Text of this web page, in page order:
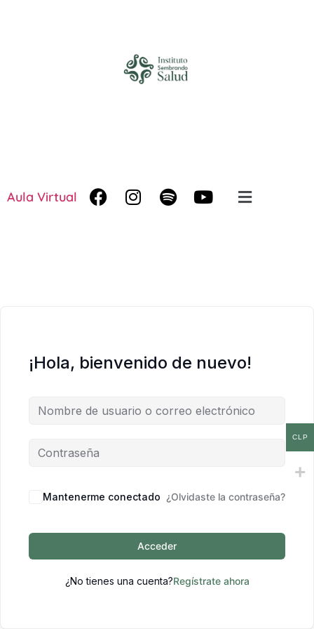
Aula Virtual
¡Hola, bienvenido de nuevo!
Mantenerme conectado ¿Olvidaste la contraseña?
Acceder
¿No tienes una cuenta?Regístrate ahora
CLP